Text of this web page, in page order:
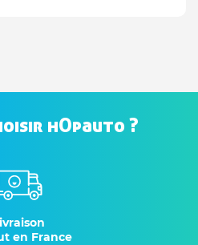
hOpauto ?
en France